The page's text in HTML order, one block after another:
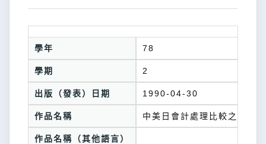
學年 78
學期 2
出版（發表）日期 1990-04-30
作品名稱 中美日會計處理比較之研究
作品名稱（其他語言）